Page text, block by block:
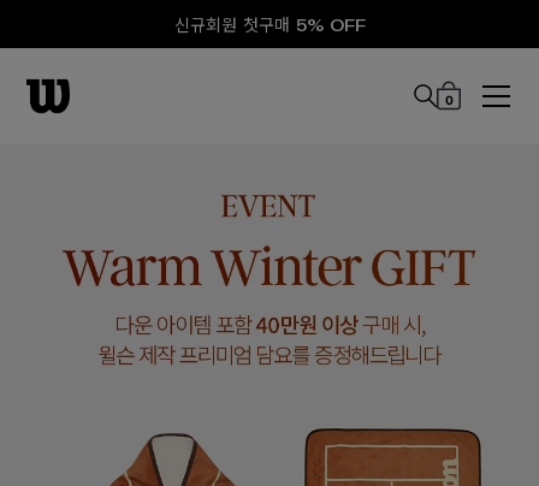
신규회원 첫구매 5% OFF
0